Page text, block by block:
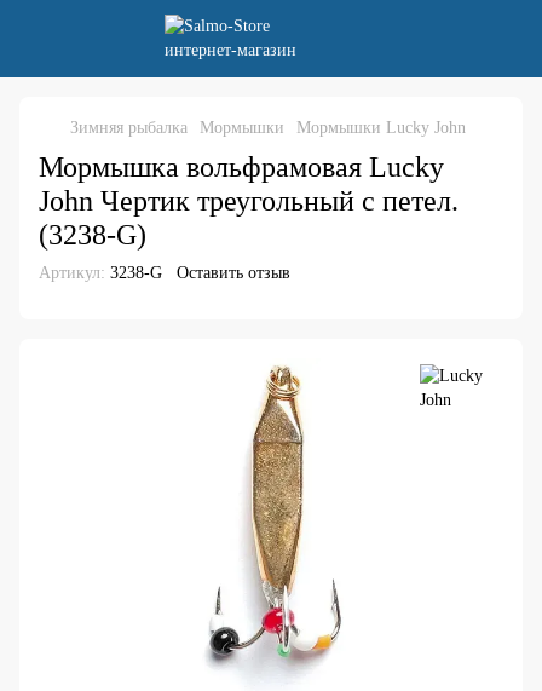
Зимняя рыбалка Мормышки Мормышки Lucky John
Мормышка вольфрамовая Lucky
John Чертик треугольный с петел.
(3238-G)
Артикул: 3238-G Оставить отзыв